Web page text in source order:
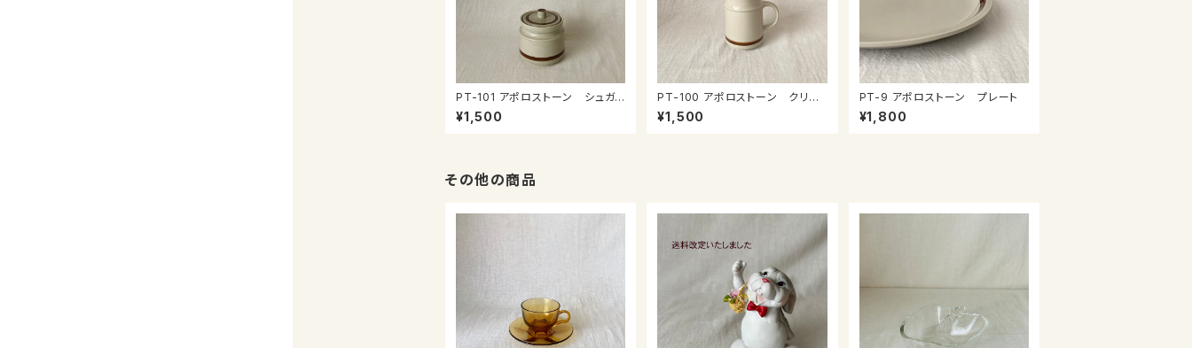
PT-101 アポロストーン シュガ
ーポット
¥1,500
PT-100 アポロストーン クリー
マー
¥1,500
PT-9 アポロストーン プレート
¥1,800
その他の商品